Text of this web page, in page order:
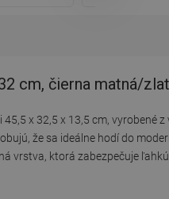
cm, čierna matná/
x 32,5 x 13,5 cm,
že sa ideálne hodí do
vrstva, ktorá zabezpečuje